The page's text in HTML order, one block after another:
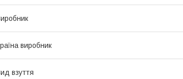
виробник
взуття